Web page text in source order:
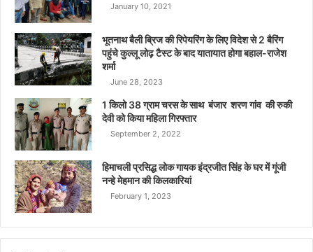
January 10, 2021
भूतनाथ बैली ब्रिज की रिपेयरिंग के लिए विदेश से 2 बैरिंग
पहुंचे कुल्लू लोढ़ टैस्ट के बाद यातायात होगा बहाल-राजेश
शर्मा
June 28, 2023
1 किलो 38 ग्राम चरस के साथ बंजार शरण गांव की रुकी
देवी को किया महिला गिरफ्तार
September 2, 2022
हिमाचली प्रसिद्ध लोक गायक इंद्रजीत सिंह के घर में गूंजी
नन्हे मेहमान की किलकारियां
February 1, 2023